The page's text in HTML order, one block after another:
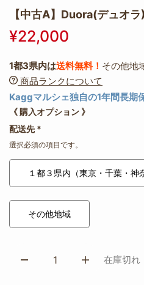
【中古A】Duora(デュオ
¥22,000
1都3県内は送料無料！ その他地
商品ランクについて
Kaggマルシェ独自の1年間長期
《 購入オプション 》
配送先*
選択必須の項目です。
１都３県内（東京・千葉・神
その他地域
在庫切れ